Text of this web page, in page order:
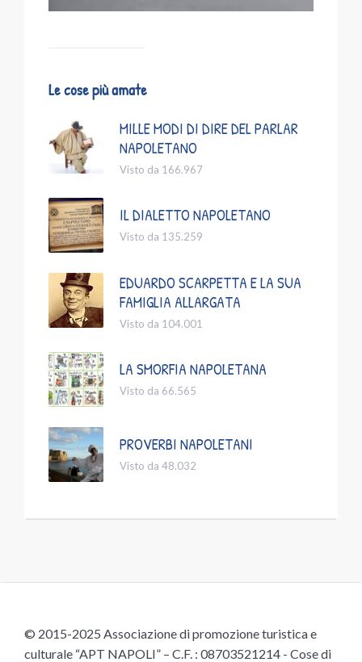
Le cose più amate
MILLE MODI DI DIRE DEL PARLAR
NAPOLETANO
Visto da 166.967
IL DIALETTO NAPOLETANO
Visto da 135.259
EDUARDO SCARPETTA E LA SUA
FAMIGLIA ALLARGATA
Visto da 104.001
LA SMORFIA NAPOLETANA
Visto da 66.565
PROVERBI NAPOLETANI
Visto da 48.032
© 2015-2025 Associazione di promozione turistica e
culturale “APT NAPOLI” – C.F. : 08703521214 - Cose di